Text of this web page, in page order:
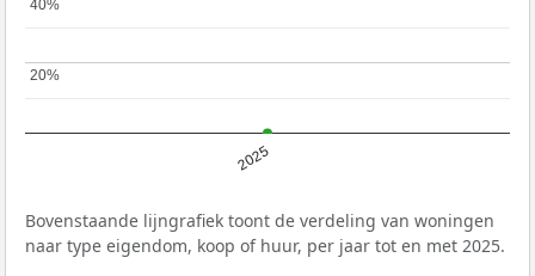
2025
20%
20%
40%
40%
Bovenstaande lijngrafiek toont de verdeling van woningen
naar type eigendom, koop of huur, per jaar tot en met 2025.